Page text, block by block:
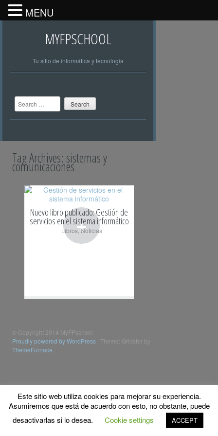
MYFPSCHOOL
Tu sitio de informática y tecnología
Search
Tag Archives: sistemas y
comunicaciones
+
Nuevo libro publicado: Gestión de
servicios en el sistema informático
Libros,Noticias
© Copyright 2014 MyFPschool
Proudly powered by WordPress Theme: Gridster by
ThemeFurnace
Este sitio web utiliza cookies para mejorar su experiencia.
Asumiremos que está de acuerdo con esto, no obstante, puede
desactivarlas si lo desea.
Cookie settings ACCEPT
MENU